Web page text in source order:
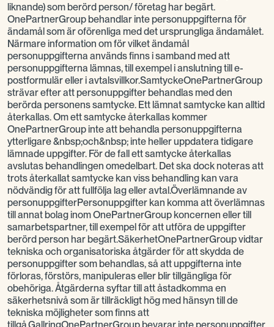
liknande) som berörd person/ företag har begärt.
OnePartnerGroup behandlar inte personuppgifterna för
ändamål som är oförenliga med det ursprungliga ändamålet.
Närmare information om för vilket ändamål
personuppgifterna används finns i samband med att
personuppgifterna lämnas, till exempel i anslutning till e-
postformulär eller i avtalsvillkor.SamtyckeOnePartnerGroup
strävar efter att personuppgifter behandlas med den
berörda personens samtycke. Ett lämnat samtycke kan alltid
återkallas. Om ett samtycke återkallas kommer
OnePartnerGroup inte att behandla personuppgifterna
ytterligare &nbsp;och&nbsp; inte heller uppdatera tidigare
lämnade uppgifter. För de fall ett samtycke återkallas
avslutas behandlingen omedelbart. Det ska dock noteras att
trots återkallat samtycke kan viss behandling kan vara
nödvändig för att fullfölja lag eller avtal.Överlämnande av
personuppgifterPersonuppgifter kan komma att överlämnas
till annat bolag inom OnePartnerGroup koncernen eller till
samarbetspartner, till exempel för att utföra de uppgifter
berörd person har begärt.SäkerhetOnePartnerGroup vidtar
tekniska och organisatoriska åtgärder för att skydda de
personuppgifter som behandlas, så att uppgifterna inte
förloras, förstörs, manipuleras eller blir tillgängliga för
obehöriga. Åtgärderna syftar till att åstadkomma en
säkerhetsnivå som är tillräckligt hög med hänsyn till de
tekniska möjligheter som finns att